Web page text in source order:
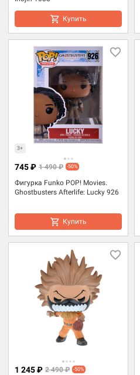
Купить
3+
Фигурка Funko POP! Movies.
Ghostbusters Afterlife: Lucky 926
745 ₽ 1 490 ₽ -50%
Купить
1 245 ₽ 2 490 ₽ -50%